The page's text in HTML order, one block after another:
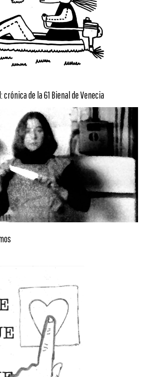
de la 61 Bienal de Venecia